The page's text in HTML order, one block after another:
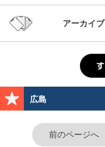
アーカイブ
広島
前のページへ